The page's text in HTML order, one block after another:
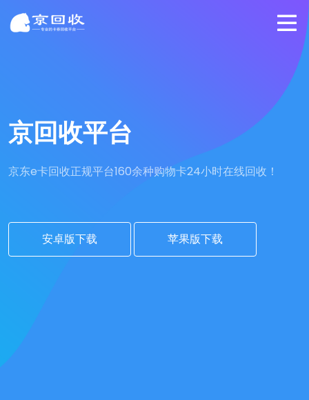
京回收平台
京东e卡回收正规平台160余种购物卡24小时在线回收！
安卓版下载 苹果版下载